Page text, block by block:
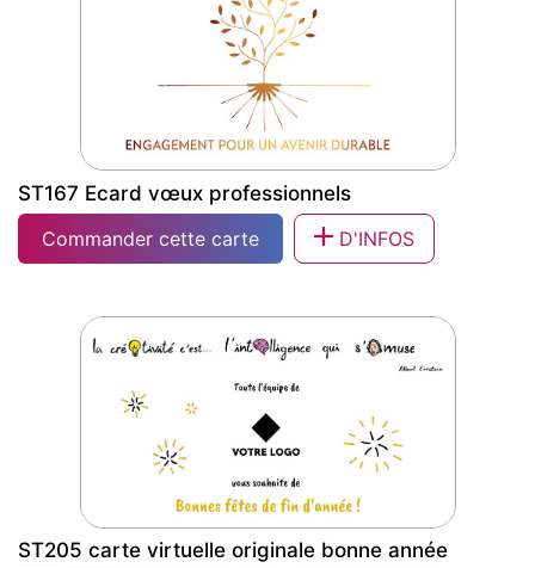
ST167 Ecard vœux professionnels
Commander cette carte
D'INFOS
ST205 carte virtuelle originale bonne année